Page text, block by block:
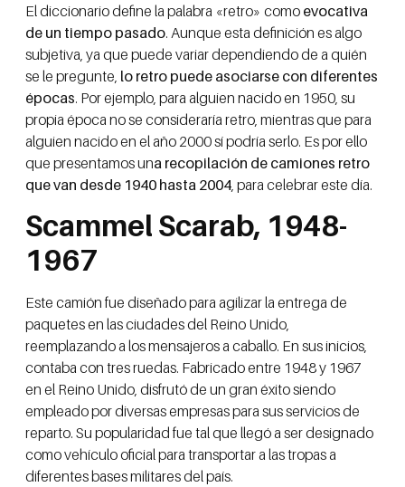
El diccionario define la palabra «retro» como evocativa
de un tiempo pasado. Aunque esta definición es algo
subjetiva, ya que puede variar dependiendo de a quién
se le pregunte, lo retro puede asociarse con diferentes
épocas. Por ejemplo, para alguien nacido en 1950, su
propia época no se consideraría retro, mientras que para
alguien nacido en el año 2000 sí podría serlo. Es por ello
que presentamos una recopilación de camiones retro
que van desde 1940 hasta 2004 , para celebrar este día.
Scammel Scarab, 1948-
1967
Este camión fue diseñado para agilizar la entrega de
paquetes en las ciudades del Reino Unido,
reemplazando a los mensajeros a caballo. En sus inicios,
contaba con tres ruedas. Fabricado entre 1948 y 1967
en el Reino Unido, disfrutó de un gran éxito siendo
empleado por diversas empresas para sus servicios de
reparto. Su popularidad fue tal que llegó a ser designado
como vehículo oficial para transportar a las tropas a
diferentes bases militares del país.